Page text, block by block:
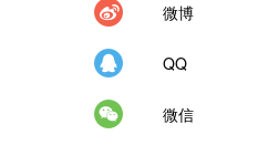
微博
QQ
微信